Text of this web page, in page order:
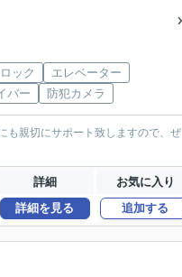
ック
エレベーター
バー 防犯カメラ
も親切にサポート致しますので、ぜ
詳細 お気に入り
詳細を見る 追加する